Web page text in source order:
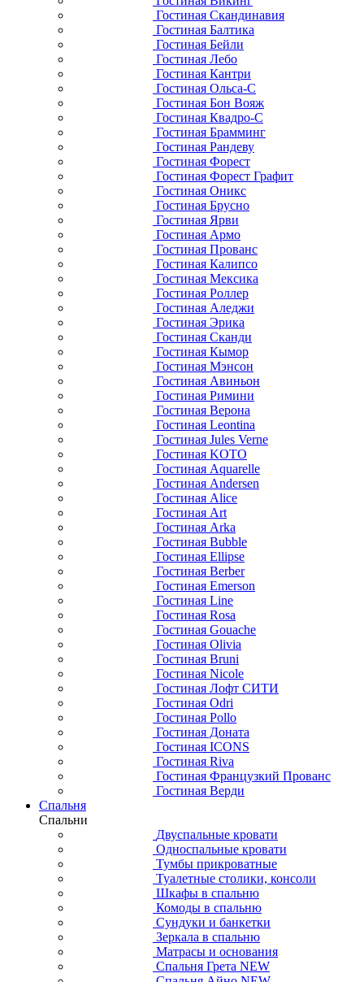
Гостиная Скандинавия
Гостиная Балтика
Гостиная Бейли
Гостиная Лебо
Гостиная Кантри
Гостиная Ольса-С
Гостиная Бон Вояж
Гостиная Квадро-С
Гостиная Брамминг
Гостиная Рандеву
Гостиная Форест
Гостиная Форест Графит
Гостиная Оникс
Гостиная Брусно
Гостиная Ярви
Гостиная Армо
Гостиная Прованс
Гостиная Калипсо
Гостиная Мексика
Гостиная Роллер
Гостиная Аледжи
Гостиная Эрика
Гостиная Сканди
Гостиная Кымор
Гостиная Мэнсон
Гостиная Авиньон
Гостиная Римини
Гостиная Верона
Гостиная Leontina
Гостиная Jules Verne
Гостиная KOTO
Гостиная Aquarelle
Гостиная Andersen
Гостиная Alice
Гостиная Art
Гостиная Arka
Гостиная Bubble
Гостиная Ellipse
Гостиная Berber
Гостиная Emerson
Гостиная Line
Гостиная Rosa
Гостиная Gouache
Гостиная Olivia
Гостиная Bruni
Гостиная Nicole
Гостиная Лофт СИТИ
Гостиная Odri
Гостиная Pollo
Гостиная Доната
Гостиная ICONS
Гостиная Riva
Гостиная Французкий Прованс
Гостиная Верди
Спальня
Спальни
Двуспальные кровати
Односпальные кровати
Тумбы прикроватные
Туалетные столики, консоли
Шкафы в спальню
Комоды в спальню
Сундуки и банкетки
Зеркала в спальню
Матрасы и основания
Спальня Грета NEW